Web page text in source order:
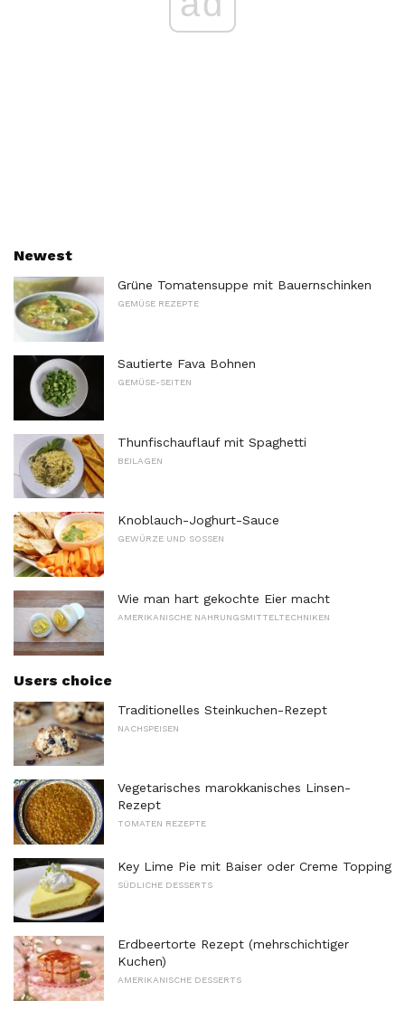
Newest
Grüne Tomatensuppe mit Bauernschinken
GEMÜSE REZEPTE
Sautierte Fava Bohnen
GEMÜSE-SEITEN
Thunfischauflauf mit Spaghetti
BEILAGEN
Knoblauch-Joghurt-Sauce
GEWÜRZE UND SOSSEN
Wie man hart gekochte Eier macht
AMERIKANISCHE NAHRUNGSMITTELTECHNIKEN
Users choice
Traditionelles Steinkuchen-Rezept
NACHSPEISEN
Vegetarisches marokkanisches Linsen-
Rezept
TOMATEN REZEPTE
Key Lime Pie mit Baiser oder Creme Topping
SÜDLICHE DESSERTS
Erdbeertorte Rezept (mehrschichtiger
Kuchen)
AMERIKANISCHE DESSERTS